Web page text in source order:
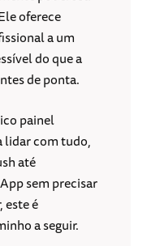
oferece
a um
do que a
de ponta.
painel
lidar com tudo,
até
sem precisar
este é
a seguir.